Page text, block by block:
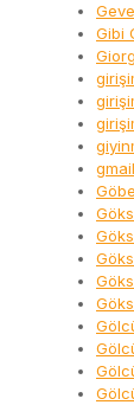
Gibi
gmail